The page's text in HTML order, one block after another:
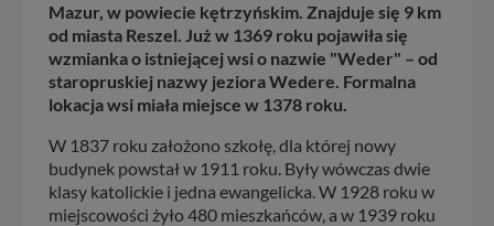
Mazur, w powiecie kętrzyńskim. Znajduje się 9 km
od miasta Reszel. Już w 1369 roku pojawiła się
wzmianka o istniejącej wsi o nazwie "Weder" – od
staropruskiej nazwy jeziora Wedere. Formalna
lokacja wsi miała miejsce w 1378 roku.
W 1837 roku założono szkołę, dla której nowy
budynek powstał w 1911 roku. Były wówczas dwie
klasy katolickie i jedna ewangelicka. W 1928 roku w
miejscowości żyło 480 mieszkańców, a w 1939 roku